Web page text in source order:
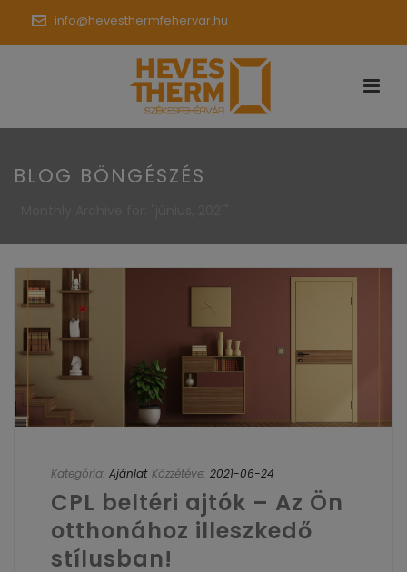
info@hevesthermfehervar.hu
BLOG BÖNGÉSZÉS
Kategória: Ajánlat Közzétéve: 2021-06-24
CPL beltéri ajtók – Az Ön
otthonához illeszkedő
stílusban!